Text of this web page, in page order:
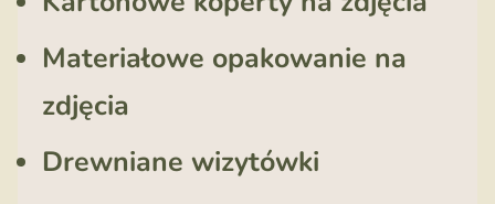
Materiałowe opakowanie na
zdjęcia
Drewniane wizytówki